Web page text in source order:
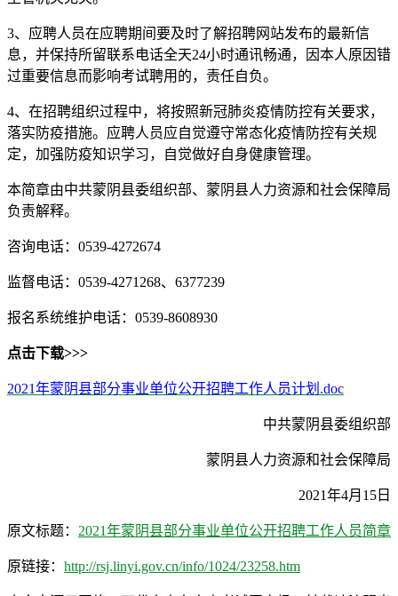
3、应聘人员在应聘期间要及时了解招聘网站发布的最新信
息，并保持所留联系电话全天24小时通讯畅通，因本人原因错
过重要信息而影响考试聘用的，责任自负。
4、在招聘组织过程中，将按照新冠肺炎疫情防控有关要求，
落实防疫措施。应聘人员应自觉遵守常态化疫情防控有关规
定，加强防疫知识学习，自觉做好自身健康管理。
本简章由中共蒙阴县委组织部、蒙阴县人力资源和社会保障局
负责解释。
咨询电话：0539-4272674
监督电话：0539-4271268、6377239
报名系统维护电话：0539-8608930
点击下载>>>
2021年蒙阴县部分事业单位公开招聘工作人员计划.doc
中共蒙阴县委组织部
蒙阴县人力资源和社会保障局
2021年4月15日
原文标题： 2021年蒙阴县部分事业单位公开招聘工作人员简章
原链接： http://rsj.linyi.gov.cn/info/1024/23258.htm